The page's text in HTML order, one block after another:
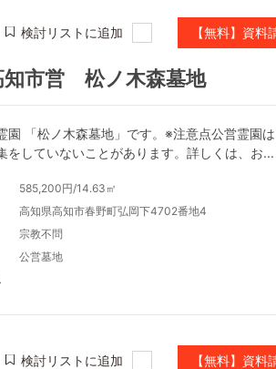
検討リストに追加 【無料】資料
知市営 松ノ木森墓地
園 「松ノ木森墓地」です。※注意点公営霊園
をしていないことがあります。詳しくは、お...
585,200円/14.63㎡
高知県高知市春野町弘岡下4702番地4
宗教不問
公営墓地
検討リストに追加 【無料】資料